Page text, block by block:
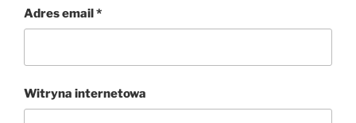
Adres email*
Witryna internetowa